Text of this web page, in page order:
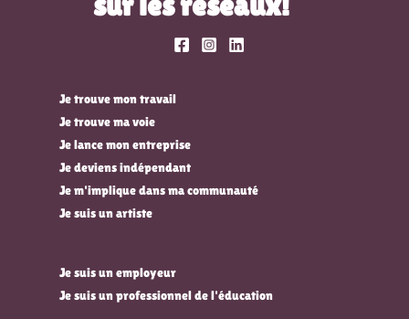
Je trouve mon travail
Je trouve ma voie
Je lance mon entreprise
Je deviens indépendant
Je m'implique dans ma communauté
Je suis un artiste
Je suis un employeur
Je suis un professionnel de l'éducation